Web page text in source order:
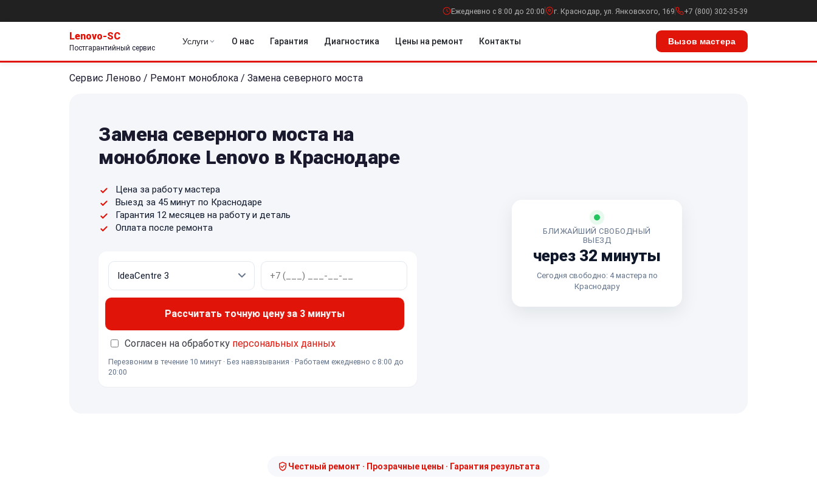
Ежедневно с 8:00 до 20:00 г. Краснодар, ул. Янковского, 169 +7 (800) 302-35-39
Lenovo-SC
Постгарантийный сервис
Услуги О нас Гарантия Диагностика Цены на ремонт Контакты Вызов мастера
Сервис Леново / Ремонт моноблока / Замена северного моста
Замена северного моста на
моноблоке Lenovo в Краснодаре
Цена за работу мастера
Выезд за 45 минут по Краснодаре
Гарантия 12 месяцев на работу и деталь
Оплата после ремонта
Рассчитать точную цену за 3 минуты
Согласен на обработку персональных данных
Перезвоним в течение 10 минут · Без навязывания · Работаем ежедневно с 8:00 до
20:00
БЛИЖАЙШИЙ СВОБОДНЫЙ
ВЫЕЗД
через 32 минуты
Сегодня свободно: 4 мастера по
Краснодару
Честный ремонт · Прозрачные цены · Гарантия результата